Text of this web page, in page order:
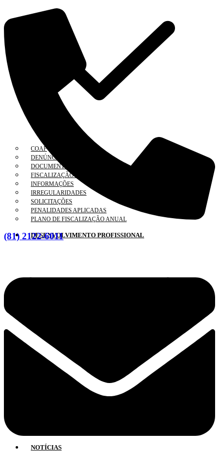
COAF
DENÚNCIA
DOCUMENTOS
FISCALIZAÇÃO ELETRÔNICA
INFORMAÇÕES
IRREGULARIDADES
SOLICITAÇÕES
PENALIDADES APLICADAS
PLANO DE FISCALIZAÇÃO ANUAL
DESENVOLVIMENTO PROFISSIONAL
NOTÍCIAS
(81) 2122-6011